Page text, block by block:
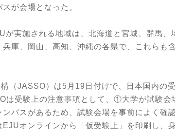
が会場となった。
が実施される地域は、北海道と宮城、群馬、
庫、岡山、高知、沖縄の各県で、これらも
（JASSO）は5 月 19 日付けで、日本国内の
は受験上の注意事項として、①大学が試験会
ンパスがあるため、試験会場を事前によく確
EJUオンラインから「仮受験上」を印刷し、